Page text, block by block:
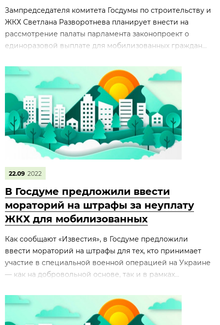
Зампредседателя комитета Госдумы по строительству и
ЖКХ Светлана Разворотнева планирует внести на
рассмотрение палаты парламента законопроект о
единоразовой выплате для мобилизованных граждан...
22.09 2022
В Госдуме предложили ввести
мораторий на штрафы за неуплату
ЖКХ для мобилизованных
Как сообщают «Известия», в Госдуме предложили
ввести мораторий на штрафы для тех, кто принимает
участие в специальной военной операцией на Украине
— как на добровольной основе, так и в рамках...